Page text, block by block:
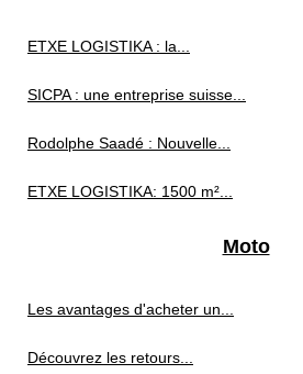
ETXE LOGISTIKA : la...
SICPA : une entreprise suisse...
Rodolphe Saadé : Nouvelle...
ETXE LOGISTIKA: 1500 m²...
Moto
Les avantages d'acheter un...
Découvrez les retours...